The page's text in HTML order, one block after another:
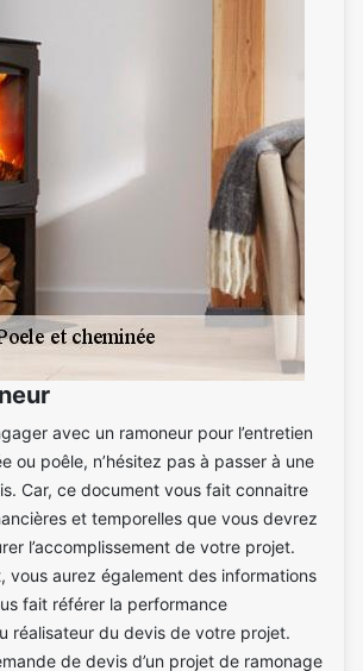
avec un ramoneur pour l’entretien
ou poêle, n’hésitez pas à passer à une
Car, ce document vous fait connaitre
et temporelles que vous devrez
l’accomplissement de votre projet.
vous aurez également des informations
fait référer la performance
réalisateur du devis de votre projet.
de devis d’un projet de ramonage